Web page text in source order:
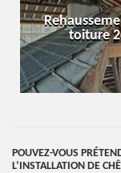
toiture
POUVEZ-VOUS
L’INSTALLATION DE